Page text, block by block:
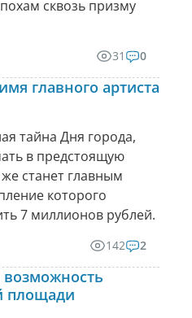
сквозь призму
31 0
главного артиста
тайна Дня города,
в предстоящую
станет главным
которого
7 миллионов рублей.
142 2
возможность
площади